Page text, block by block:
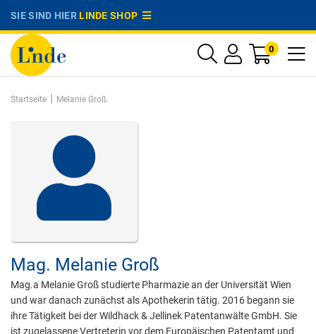
SIE SIND HIERLINDE SHOP
0
Startseite | Melanie Groß
Mag. Melanie Groß
Mag.a Melanie Groß studierte Pharmazie an der Universität Wien
und war danach zunächst als Apothekerin tätig. 2016 begann sie
ihre Tätigkeit bei der Wildhack & Jellinek Patentanwälte GmbH. Sie
ist zugelassene Vertreterin vor dem Europäischen Patentamt und